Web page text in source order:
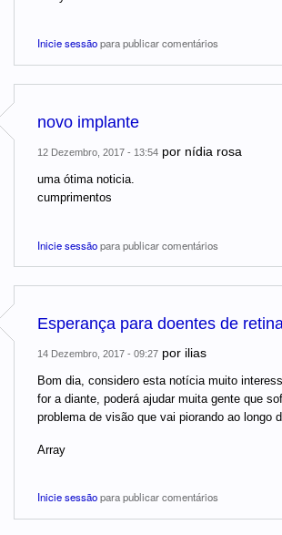
Inicie sessãopara publicar comentários
novo implante
12 Dezembro, 2017 - 13:54 por nídia rosa
uma ótima noticia.
cumprimentos
Inicie sessãopara publicar comentários
Esperança para doentes de
14 Dezembro, 2017 - 09:27 por ilias
Bom dia, considero esta notícia muito
for a diante, poderá ajudar muita gente que
problema de visão que vai piorando ao longo
Array
Inicie sessãopara publicar comentários